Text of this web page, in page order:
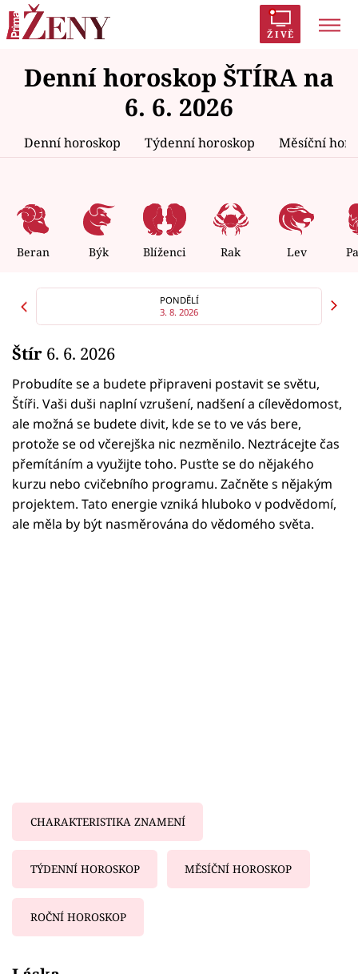
ŽIVĚ
Trendy: Polabí Inspekce Prostřeno!
AYTO?
Zrádci Proměny
Témata
Celebrity
Seriály
Horoskopy
Sledujte prima+
Filmový festival Karlovy Vary
Pořady
Mámy sobě
Denní horoskop ŠTÍRA na
6. 6. 2026
Denní horoskop Týdenní horoskop Měsíční
Beran Býk Blíženci Rak Lev
PONDĚLÍ
3. 8. 2026
Štír 6. 6. 2026
Probudíte se a budete připraveni postavit se světu,
Štíři. Vaši duši naplní vzrušení, nadšení a cílevědomost,
ale možná se budete divit, kde se to ve vás bere,
protože se od včerejška nic nezměnilo. Neztrácejte čas
přemítáním a využijte toho. Pusťte se do nějakého
kurzu nebo cvičebního programu. Začněte s nějakým
projektem. Tato energie vzniká hluboko v podvědomí,
ale měla by být nasměrována do vědomého světa.
CHARAKTERISTIKA ZNAMENÍ
TÝDENNÍ HOROSKOP MĚSÍČNÍ HOROSKOP
ROČNÍ HOROSKOP